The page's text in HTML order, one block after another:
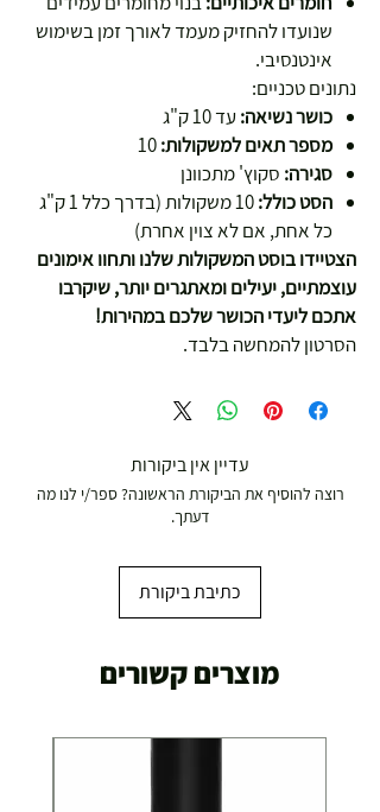
שנועדו להחזיק מעמד לאורך זמן בשימוש
אינטנסיבי.
נתונים טכניים:
כושר נשיאה:עד 10 ק"ג
מספר תאים למשקולות:
סגירה: סקוץ' מתכוונן
הסט כולל:
10 משקולות (בדרך כלל 1 ק"ג
כל אחת, אם לא צוין אחרת)
הצטיידו בוסט המשקולות שלנו ותחוו אימונים
עוצמתיים, יעילים ומאתגרים יותר, שיקרבו
אתכם ליעדי הכושר שלכם במהירות!
הסרטון להמחשה בלבד.
עדיין אין ביקורות
רוצה להוסיף את הביקורת הראשונה? ספר/י לנו מה
דעתך.
כתיבת ביקורת
מוצרים קשורים